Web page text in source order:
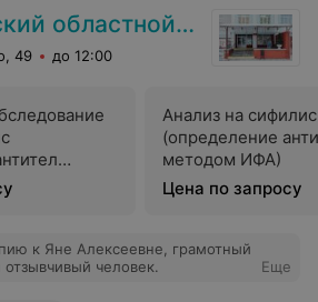
областной ЦГЭ и ОЗ
49 до 12:00
Анализ на сифилис
(определение
методом ИФА)
Цена по запросу
к Яне Алексеевне, грамотный
человек.
Еще